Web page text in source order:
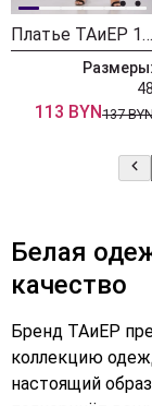
Платье ТАиЕР 1281
Размеры:
48
113 BYN137
Белая
качество
Бренд ТАиЕР
коллекцию
настоящий